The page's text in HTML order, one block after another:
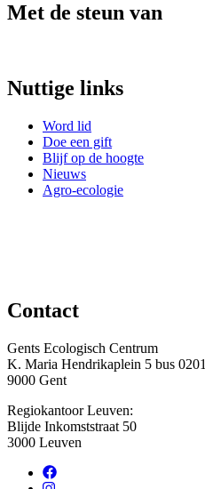
Met de steun van
Nuttige links
Word lid
Doe een gift
Blijf op de hoogte
Nieuws
Agro-ecologie
Contact
Gents Ecologisch Centrum
K. Maria Hendrikaplein 5 bus 0201
9000 Gent
Regiokantoor Leuven:
Blijde Inkomststraat 50
3000 Leuven